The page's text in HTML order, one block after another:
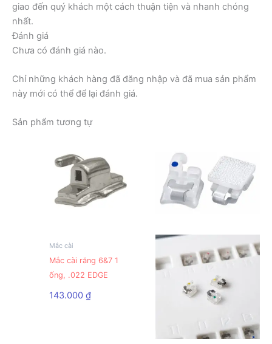
giao đến quý khách một cách thuận tiện và nhanh chóng
nhất.
Đánh giá
Chưa có đánh giá nào.
Chỉ những khách hàng đã đăng nhập và đã mua sản phẩm
này mới có thể để lại đánh giá.
Sản phẩm tương tự
Mắc cài
Mắc cài răng 6&7 1
ống, .022 EDGE
143.000₫
Sản
phẩm
này
có